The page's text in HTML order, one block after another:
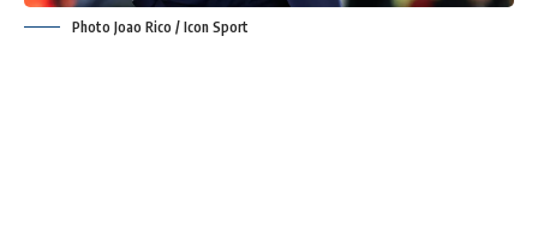
Photo Joao Rico / Icon Sport